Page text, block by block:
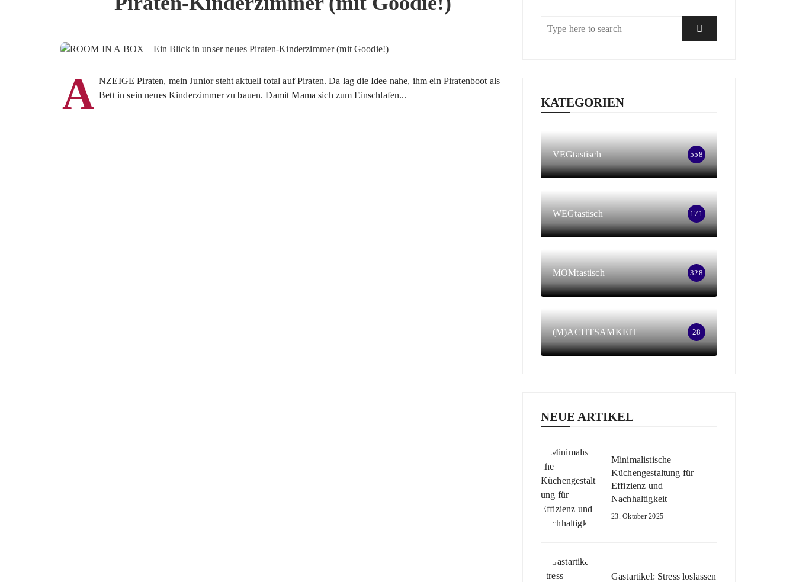
A NZEIGE Piraten, mein Junior steht aktuell total auf Piraten. Da lag die Idee nahe, ihm ein Piratenboot als
Bett in sein neues Kinderzimmer zu bauen. Damit Mama sich zum Einschlafen...
KATEGORIEN
VEGtastisch 558
WEGtastisch 171
MOMtastisch 328
(M)ACHTSAMKEIT 28
NEUE ARTIKEL
Minimalistische
Küchengestaltung für
Effizienz und
Nachhaltigkeit
23. Oktober 2025
Gastartikel: Stress loslassen